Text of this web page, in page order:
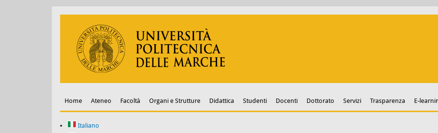
Home Ateneo Facoltà Organi e Strutture Didattica Studenti Docenti Dottorato Servizi Trasparenza E-
Italiano